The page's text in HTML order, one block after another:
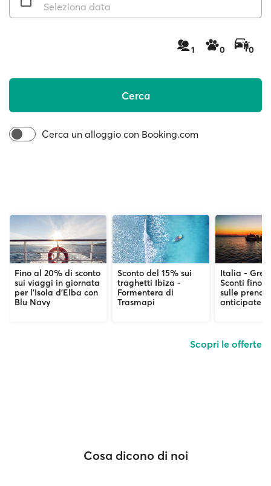
Seleziona data
1 0 0
Cerca
Cerca un alloggio con Booking.com
Fino al 20% di sconto
sui viaggi in giornata
per l'Isola d’Elba con
Blu Navy
Sconto del 15% sui
traghetti Ibiza -
Formentera di
Trasmapi
Italia -
Sconti fino
sulle
anticipate
Scopri le offerte
Cosa dicono di noi